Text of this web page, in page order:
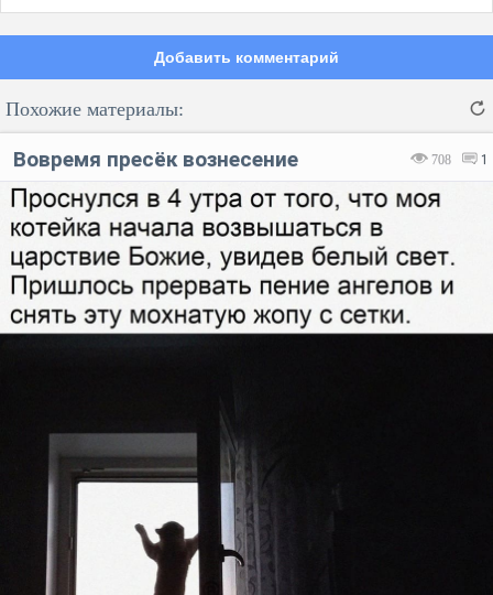
Добавить комментарий
Код: Отмена Отправить
Похожие материалы:
708 1
Вовремя пресёк вознесение